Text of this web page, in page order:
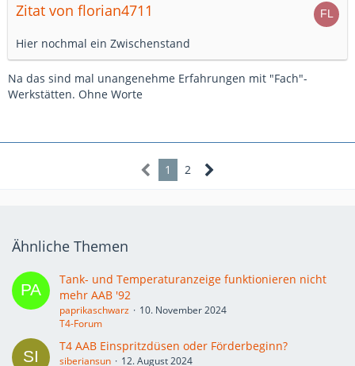
Zitat von florian4711
Hier nochmal ein Zwischenstand
Na das sind mal unangenehme Erfahrungen mit "Fach"-
Werkstätten. Ohne Worte
1 2
Ähnliche Themen
Tank- und Temperaturanzeige funktionieren nicht
mehr AAB '92
paprikaschwarz
10. November 2024
T4-Forum
T4 AAB Einspritzdüsen oder Förderbeginn?
siberiansun
12. August 2024